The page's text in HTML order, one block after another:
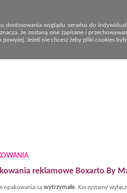
dostosowania wyglądu serwisu do
że zostaną one zapisane i
Jeżeli nie chcesz żeby pliki cookies
reklamowe Boxarto By
opakowania są wytrzymałe. Korzystamy